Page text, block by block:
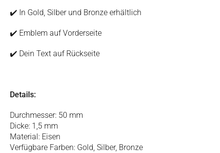
✔️ In Gold, Silber und Bronze erhältlich
✔️ Emblem auf Vorderseite
✔️ Dein Text auf Rückseite
Details:
Durchmesser: 50 mm
Dicke: 1,5 mm
Material: Eisen
Verfügbare Farben: Gold, Silber, Bronze